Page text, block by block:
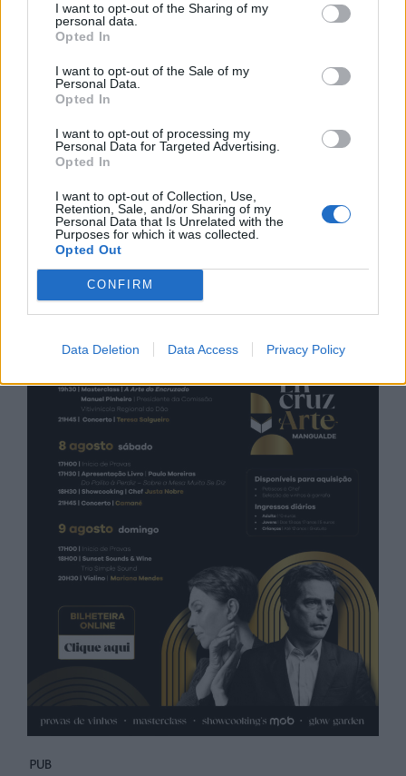
I want to opt-out of the Sharing of my
personal data.
Opted In
I want to opt-out of the Sale of my
Personal Data.
Opted In
I want to opt-out of processing my
Personal Data for Targeted Advertising.
Opted In
I want to opt-out of Collection, Use,
Retention, Sale, and/or Sharing of my
Personal Data that Is Unrelated with the
Purposes for which it was collected.
Opted Out
CONFIRM
Data Deletion Data Access Privacy Policy